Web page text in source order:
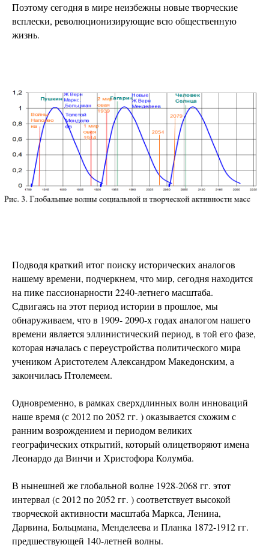
Поэтому сегодня в мире неизбежны новые творческие
всплески, революционизирующие всю общественную
жизнь.
Подводя краткий итог поиску исторических аналогов
нашему времени, подчеркнем, что мир, сегодня находится
на пике пассионарности 2240-летнего масштаба.
Сдвигаясь на этот период истории в прошлое, мы
обнаруживаем, что в 1909- 2090-х годах аналогом нашего
времени является эллинистический период, в той его фазе,
которая началась с переустройства политического мира
учеником Аристотелем Александром Македонским, а
закончилась Птолемеем.
Одновременно, в рамках сверхдлинных волн инноваций
наше время (с 2012 по 2052 гг. ) оказывается схожим с
ранним возрождением и периодом великих
географических открытий, который олицетворяют имена
Леонардо да Винчи и Христофора Колумба.
В нынешней же глобальной волне 1928-2068 гг. этот
интервал (с 2012 по 2052 гг. ) соответствует высокой
творческой активности масштаба Маркса, Ленина,
Дарвина, Больцмана, Менделеева и Планка 1872-1912 гг.
предшествующей 140-летней волны.